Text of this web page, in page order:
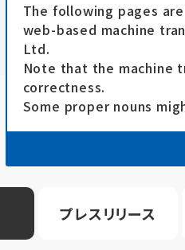
プレスリリース
The following pages
web-based machine
Ltd.
Note that the machine
correctness.
Some proper nouns